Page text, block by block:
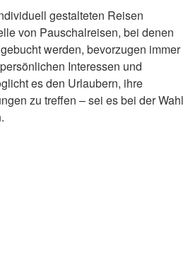
gestalteten Reisen
von Pauschalreisen, bei denen
werden, bevorzugen immer
Interessen und
es den Urlaubern, ihre
zu treffen – sei es bei der Wahl